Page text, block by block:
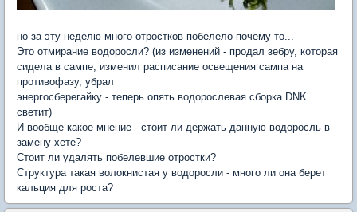
но за эту неделю много отростков побелело почему-то...
Это отмирание водоросли? (из изменений - продал зебру, которая
сидела в сампе, изменил расписание освещения сампа на
противофазу, убрал
энергосберегайку - теперь опять водорослевая сборка DNK
светит)
И вообще какое мнение - стоит ли держать данную водоросль в
замену хете?
Стоит ли удалять побелевшие отростки?
Структура такая волокнистая у водоросли - много ли она берет
кальция для роста?